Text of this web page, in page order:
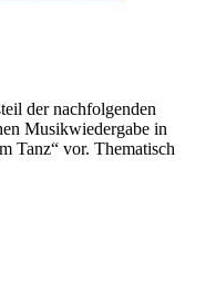
der nachfolgenden
Musikwiedergabe in
Tanz“ vor. Thematisch